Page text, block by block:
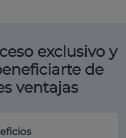
exclusivo y
de
ventajas